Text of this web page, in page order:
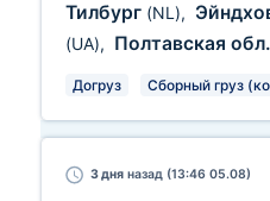
Тилбург (NL),
(UA), Полтавская обл.
Догруз Сборный груз
3 дня назад (13:46 05.08)